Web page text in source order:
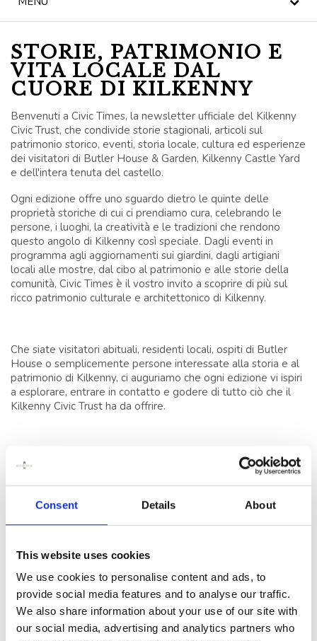
Consent Details About
This website uses cookies
We use cookies to personalise content and ads, to
provide social media features and to analyse our traffic.
We also share information about your use of our site with
our social media, advertising and analytics partners who
TÈ DEL POMERIGGIO
NOTIZIA
BLOG
KILKENNY CIVIC
TRUST
CELEBRAZIONI
MATRIMONI
OFFERTE SPECIALI
BUONI REGALO
ORGOGLIOSO
MEMBRO DEL BLUE
BOOK D'IRLANDA
DORMIRE
RIUNIONI ED EVENTI
EVENTI
COSE DA FARE A
KILKENNY
TESTIMONIANZE
STORIE, PATRIMONIO E
VITA LOCALE DAL
CUORE DI KILKENNY
Benvenuti a Civic Times, la newsletter ufficiale del Kilkenny
Civic Trust, che condivide storie stagionali, articoli sul
patrimonio storico, eventi, storia locale, cultura ed esperienze
dei visitatori di Butler House & Garden, Kilkenny Castle Yard
e dell'intera tenuta del castello.
Ogni edizione offre uno sguardo dietro le quinte delle
proprietà storiche di cui ci prendiamo cura, celebrando le
persone, i luoghi, la creatività e le tradizioni che rendono
questo angolo di Kilkenny così speciale. Dagli eventi in
programma agli aggiornamenti sui giardini, dagli artigiani
locali alle mostre, dal cibo al patrimonio e alle storie della
comunità, Civic Times è il vostro invito a scoprire di più sul
ricco patrimonio culturale e architettonico di Kilkenny.
Che siate visitatori abituali, residenti locali, ospiti di Butler
House o semplicemente persone interessate alla storia e al
patrimonio di Kilkenny, ci auguriamo che ogni edizione vi ispiri
a esplorare, entrare in contatto e godere di tutto ciò che il
Kilkenny Civic Trust ha da offrire.
patrimonio locale, artigiani di Castle Yard, esperienze
gastronomiche e molto altro.
CLICCA QUI PER LEGGERE LA
PRIMA EDIZIONE DI CIVIC
TIMES.